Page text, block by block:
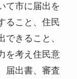
て市に届出を
ること、住民
きること、
を考え住民意
届出書、審査